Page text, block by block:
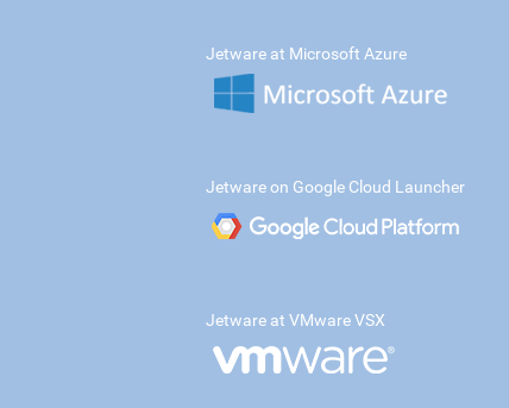
Jetware at Microsoft Azure
Jetware on Google Cloud Launcher
Jetware at VMware VSX